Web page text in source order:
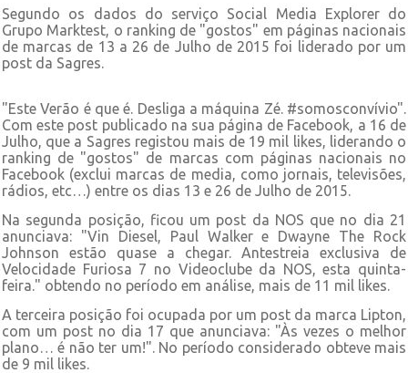
Segundo os dados do serviço Social Media Explorer do
Grupo Marktest, o ranking de "gostos" em páginas nacionais
de marcas de 13 a 26 de Julho de 2015 foi liderado por um
post da Sagres.
"Este Verão é que é. Desliga a máquina Zé. #somosconvívio".
Com este post publicado na sua página de Facebook, a 16 de
Julho, que a Sagres registou mais de 19 mil likes, liderando o
ranking de "gostos" de marcas com páginas nacionais no
Facebook (exclui marcas de media, como jornais, televisões,
rádios, etc…) entre os dias 13 e 26 de Julho de 2015.
Na segunda posição, ficou um post da NOS que no dia 21
anunciava: "Vin Diesel, Paul Walker e Dwayne The Rock
Johnson estão quase a chegar. Antestreia exclusiva de
Velocidade Furiosa 7 no Videoclube da NOS, esta quinta-
feira." obtendo no período em análise, mais de 11 mil likes.
A terceira posição foi ocupada por um post da marca Lipton,
com um post no dia 17 que anunciava: "Às vezes o melhor
plano… é não ter um!". No período considerado obteve mais
de 9 mil likes.